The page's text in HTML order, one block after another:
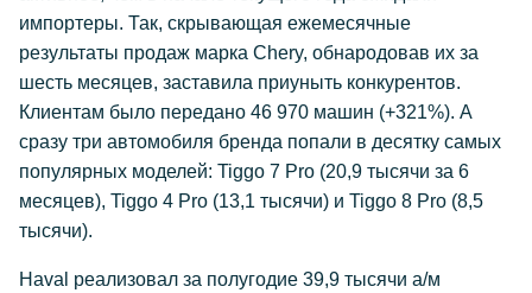
импортеры. Так, скрывающая ежемесячные
результаты продаж марка Chery, обнародовав их за
шесть месяцев, заставила приуныть конкурентов.
Клиентам было передано 46 970 машин (+321%). А
сразу три автомобиля бренда попали в десятку самых
популярных моделей: Tiggo 7 Pro (20,9 тысячи за 6
месяцев), Tiggo 4 Pro (13,1 тысячи) и Tiggo 8 Pro (8,5
тысячи).
Haval реализовал за полугодие 39,9 тысячи а/м